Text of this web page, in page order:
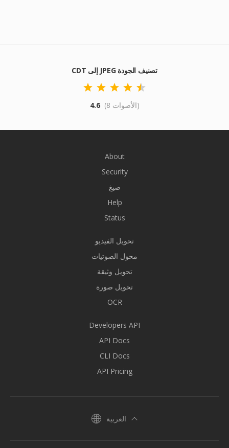
CDT إلى JPEG تصنيف الجودة
4.6 (8 الأصوات)
About
Security
صيغ
Help
Status
تحويل الفيديو
محول الصوتيات
تحويل وثيقة
تحويل صورة
OCR
Developers API
API Docs
CLI Docs
API Pricing
العربية